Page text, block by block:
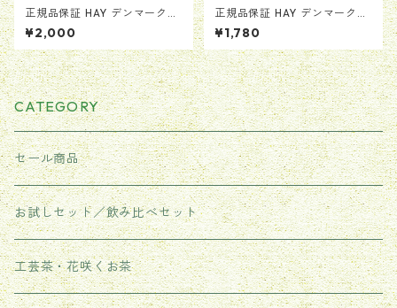
正規品保証 HAY デンマーク
トートバッグ ドット カバ
ン バッグ BAG ヘイ か
ばん 送料無料 当日翌日配送
男女兼用
¥2,000
正規品保証 HAY デンマーク
トートバッグ 緑 グリー
ン カバン バッグ BAG
ヘイ かばん 送料無料 当日
翌日配送 男女兼用
¥1,780
CATEGORY
セール商品
お試しセット／飲み比べセット
工芸茶・花咲くお茶